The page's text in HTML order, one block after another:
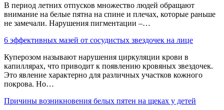
В период летних отпусков множество людей обращают
внимание на белые пятна на спине и плечах, которые раньше
не замечали. Нарушения пигментации –…
6 эффективных мазей от сосудистых звездочек на лице
Куперозом называют нарушения циркуляции крови в
капиллярах, что приводит к появлению кровяных звездочек.
Это явление характерно для различных участков кожного
покрова. Но…
Причины возникновения белых пятен на щеках у детей